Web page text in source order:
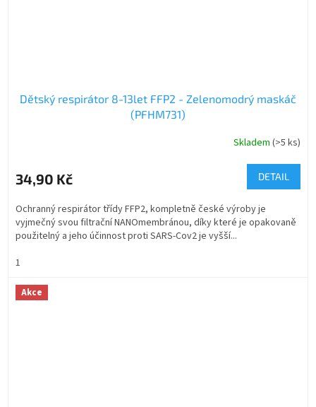
Dětský respirátor 8-13let FFP2 - Zelenomodrý maskáč
(PFHM731)
produktu
je
z
5
hvězdiček.
Skladem(>5 ks)
34,90 Kč DETAIL
Ochranný respirátor třídy FFP2, kompletně české výroby je
vyjmečný svou filtrační NANOmembránou, díky které je opakovaně
použitelný a jeho účinnost proti SARS-Cov2 je vyšší...
1
Akce